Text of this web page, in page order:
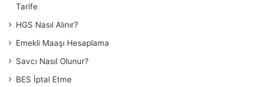
Tarife
HGS Nasıl Alınır?
Emekli Maaşı Hesaplama
Savcı Nasıl Olunur?
BES İptal Etme